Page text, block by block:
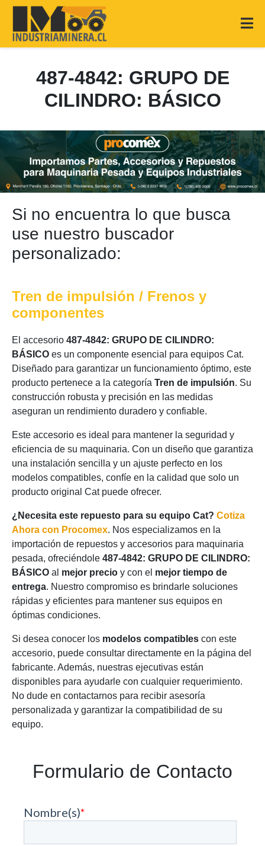
487-4842: GRUPO DE
CILINDRO: BÁSICO
Si no encuentra lo que busca
use nuestro buscador
personalizado:
Tren de impulsión / Frenos y
componentes
El accesorio 487-4842: GRUPO DE CILINDRO:
BÁSICO es un componente esencial para equipos Cat.
Diseñado para garantizar un funcionamiento óptimo, este
producto pertenece a la categoría Tren de impulsión. Su
construcción robusta y precisión en las medidas
aseguran un rendimiento duradero y confiable.
Este accesorio es ideal para mantener la seguridad y
eficiencia de su maquinaria. Con un diseño que garantiza
una instalación sencilla y un ajuste perfecto en los
modelos compatibles, confíe en la calidad que solo un
producto original Cat puede ofrecer.
¿Necesita este repuesto para su equipo Cat? Cotiza
Ahora con Procomex. Nos especializamos en la
importación de repuestos y accesorios para maquinaria
pesada, ofreciéndole 487-4842: GRUPO DE CILINDRO:
BÁSICO al mejor precio y con el mejor tiempo de
entrega. Nuestro compromiso es brindarle soluciones
rápidas y eficientes para mantener sus equipos en
óptimas condiciones.
Si desea conocer los modelos compatibles con este
accesorio, puede consultar directamente en la página del
fabricante. Además, nuestras ejecutivas están
disponibles para ayudarle con cualquier requerimiento.
No dude en contactarnos para recibir asesoría
personalizada y garantizar la compatibilidad de su
equipo.
Formulario de Contacto